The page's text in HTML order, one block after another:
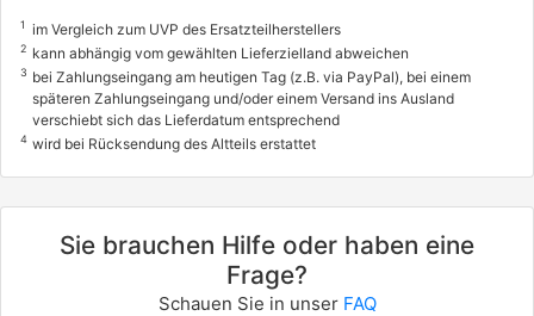
1 im Vergleich zum UVP des Ersatzteilherstellers
2 kann abhängig vom gewählten Lieferzielland abweichen
3 bei Zahlungseingang am heutigen Tag (z.B. via PayPal), bei einem
späteren Zahlungseingang und/oder einem Versand ins Ausland
verschiebt sich das Lieferdatum entsprechend
4 wird bei Rücksendung des Altteils erstattet
Sie brauchen Hilfe oder haben eine
Frage?
Schauen Sie in unser FAQ